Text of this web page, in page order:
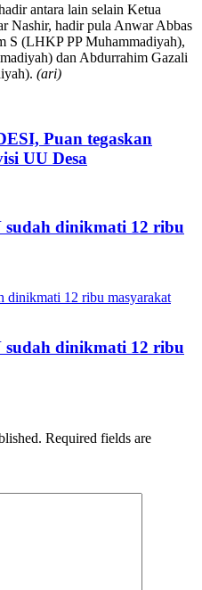
antara lain selain Ketua
Nashir, hadir pula Anwar Abbas
S (LHKP PP Muhammadiyah),
dan Abdurrahim Gazali
(ari)
Puan tegaskan
UU Desa
sudah dinikmati 12 ribu
sudah dinikmati 12 ribu
Required fields are